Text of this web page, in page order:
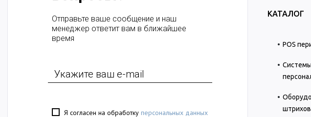
Отправьте ваше сообщение и наш
менеджер ответит вам в ближайшее
время
Я согласен на обработку персональных данных
КАТАЛОГ
POS